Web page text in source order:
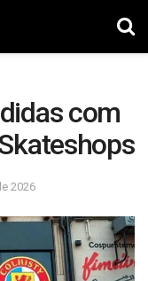
com
2026